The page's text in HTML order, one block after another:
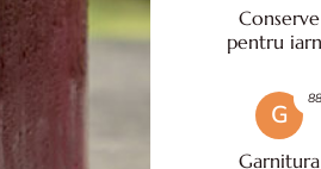
Conserve
pentru
G
Garnitura
88